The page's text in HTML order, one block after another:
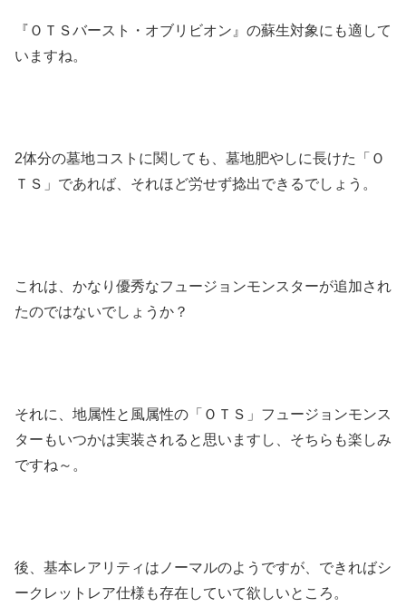
『ＯＴＳバースト・オブリビオン』の蘇生対象にも適して
いますね。
2体分の墓地コストに関しても、墓地肥やしに長けた「Ｏ
ＴＳ」であれば、それほど労せず捻出できるでしょう。
これは、かなり優秀なフュージョンモンスターが追加され
たのではないでしょうか？
それに、地属性と風属性の「ＯＴＳ」フュージョンモンス
ターもいつかは実装されると思いますし、そちらも楽しみ
ですね～。
後、基本レアリティはノーマルのようですが、できればシ
ークレットレア仕様も存在していて欲しいところ。